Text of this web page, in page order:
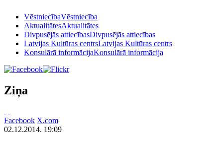
VēstniecībaVēstniecība
AktualitātesAktualitātes
Divpusējās attiecībasDivpusējās attiecības
Latvijas Kultūras centrsLatvijas Kultūras centrs
Konsulārā informācijaKonsulārā informācija
Ziņa
Facebook X.com
02.12.2014. 19:09